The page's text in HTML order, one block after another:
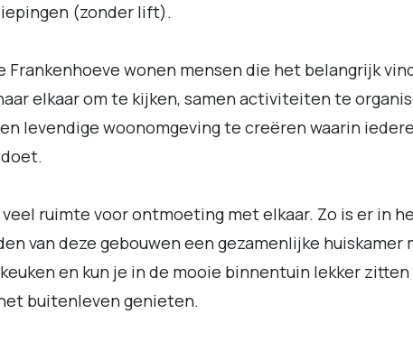
(zonder lift).
Frankenhoeve wonen mensen die het belangrijk
elkaar om te kijken, samen activiteiten te
levendige woonomgeving te creëren waarin
veel ruimte voor ontmoeting met elkaar. Zo is er in
van deze gebouwen een gezamenlijke huiskamer
en kun je in de mooie binnentuin lekker zitten
buitenleven genieten.